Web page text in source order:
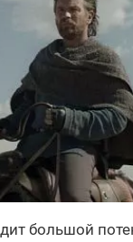
большой